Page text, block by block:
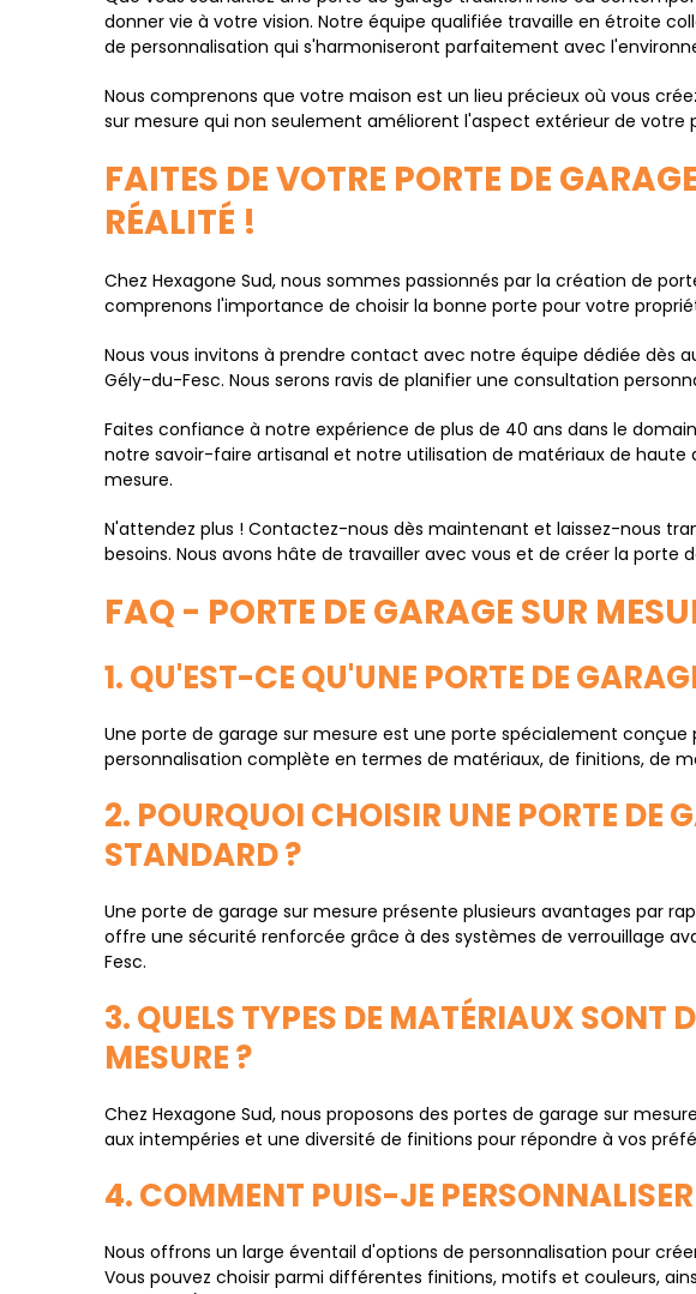
donner vie à votre vision. Notre équipe qualifiée travaille en étroite
de personnalisation qui s'harmoniseront parfaitement avec
Nous comprenons que votre maison est un lieu précieux où vous
sur mesure qui non seulement améliorent l'aspect extérieur de
FAITES DE VOTRE PORTE DE
RÉALITÉ !
Chez Hexagone Sud, nous sommes passionnés par la création de
comprenons l'importance de choisir la bonne porte pour votre
Nous vous invitons à prendre contact avec notre équipe dédiée dès
Gély-du-Fesc. Nous serons ravis de planifier une consultation
Faites confiance à notre expérience de plus de 40 ans dans le
notre savoir-faire artisanal et notre utilisation de matériaux de
mesure.
N'attendez plus ! Contactez-nous dès maintenant et laissez-nous
besoins. Nous avons hâte de travailler avec vous et de créer la porte
FAQ - PORTE DE GARAGE SUR
1. QU'EST-CE QU'UNE PORTE DE
Une porte de garage sur mesure est une porte spécialement
personnalisation complète en termes de matériaux, de finitions, de
2. POURQUOI CHOISIR UNE PORTE DE
STANDARD ?
Une porte de garage sur mesure présente plusieurs avantages par
offre une sécurité renforcée grâce à des systèmes de verrouillage
Fesc.
3. QUELS TYPES DE MATÉRIAUX SONT
MESURE ?
Chez Hexagone Sud, nous proposons des portes de garage sur
aux intempéries et une diversité de finitions pour répondre à vos
4. COMMENT PUIS-JE
Nous offrons un large éventail d'options de personnalisation pour
Vous pouvez choisir parmi différentes finitions, motifs et couleurs,